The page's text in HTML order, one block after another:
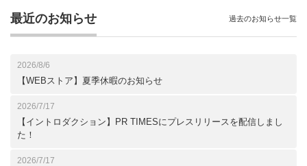
最近のお知らせ
2026/8/6
【WEBストア】夏季休暇のお知らせ
2026/7/17
【イントロダクション】PR TIMESにプレスリリースを配信しまし
た！
2026/7/17
過去のお知らせ一覧